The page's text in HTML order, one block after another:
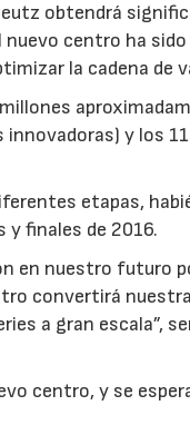
obtendrá
nuevo centro ha
la cadena de
y los
etapas,
y finales de 2016.
en nuestro futuro
convertirá
a gran escala”,
centro, y se